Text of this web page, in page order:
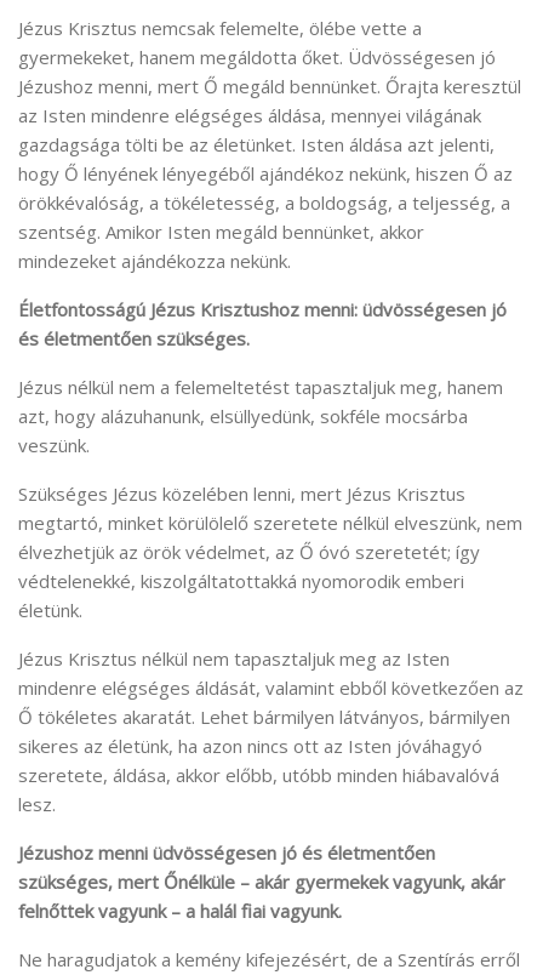
Jézus Krisztus nemcsak felemelte, ölébe vette a
gyermekeket, hanem megáldotta őket. Üdvösségesen jó
Jézushoz menni, mert Ő megáld bennünket. Őrajta keresztül
az Isten mindenre elégséges áldása, mennyei világának
gazdagsága tölti be az életünket. Isten áldása azt jelenti,
hogy Ő lényének lényegéből ajándékoz nekünk, hiszen Ő az
örökkévalóság, a tökéletesség, a boldogság, a teljesség, a
szentség. Amikor Isten megáld bennünket, akkor
mindezeket ajándékozza nekünk.
Életfontosságú Jézus Krisztushoz menni: üdvösségesen jó
és életmentően szükséges.
Jézus nélkül nem a felemeltetést tapasztaljuk meg, hanem
azt, hogy alázuhanunk, elsüllyedünk, sokféle mocsárba
veszünk.
Szükséges Jézus közelében lenni, mert Jézus Krisztus
megtartó, minket körülölelő szeretete nélkül elveszünk, nem
élvezhetjük az örök védelmet, az Ő óvó szeretetét; így
védtelenekké, kiszolgáltatottakká nyomorodik emberi
életünk.
Jézus Krisztus nélkül nem tapasztaljuk meg az Isten
mindenre elégséges áldását, valamint ebből következően az
Ő tökéletes akaratát. Lehet bármilyen látványos, bármilyen
sikeres az életünk, ha azon nincs ott az Isten jóváhagyó
szeretete, áldása, akkor előbb, utóbb minden hiábavalóvá
lesz.
Jézushoz menni üdvösségesen jó és életmentően
szükséges, mert Őnélküle – akár gyermekek vagyunk, akár
felnőttek vagyunk – a halál fiai vagyunk.
Ne haragudjatok a kemény kifejezésért, de a Szentírás erről